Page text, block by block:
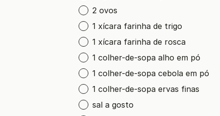
2 ovos
1 xícara farinha de trigo
1 xícara farinha de rosca
1 colher-de-sopa alho em pó
1 colher-de-sopa cebola em pó
1 colher-de-sopa ervas finas
sal a gosto